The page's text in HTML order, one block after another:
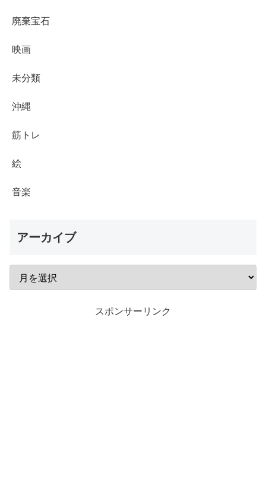
廃棄宝石
映画
未分類
沖縄
筋トレ
絵
音楽
アーカイブ
スポンサーリンク